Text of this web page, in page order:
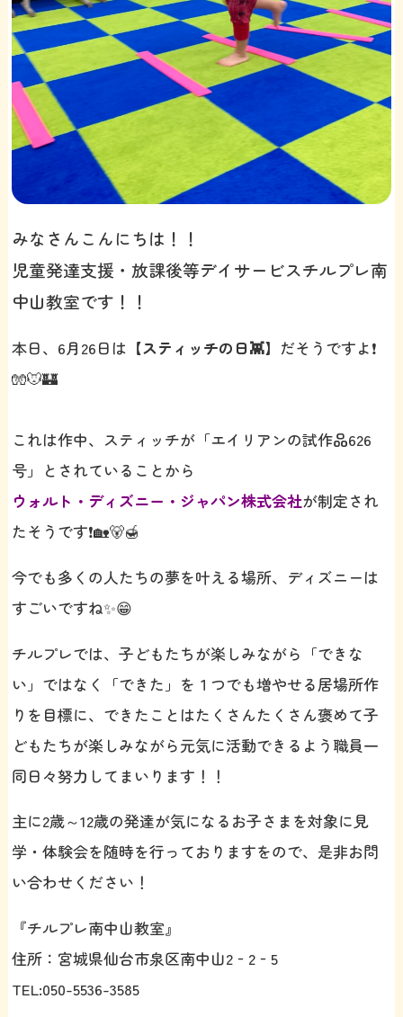
みなさんこんにちは！！
児童発達支援・放課後等デイサービスチルプレ南
中山教室です！！
本日、6月26日は 【スティッチの日👾】 だそうですよ❗️
🧤🐭🏰
これは作中、スティッチが「エイリアンの試作品626
号」とされていることから
ウォルト・ディズニー・ジャパン株式会社が制定され
たそうです❗️🏡🐻🍯
今でも多くの人たちの夢を叶える場所、ディズニーは
すごいですね✨😁
チルプレでは、子どもたちが楽しみながら「できな
い」ではなく「できた」を１つでも増やせる居場所作
りを目標に、できたことはたくさんたくさん褒めて子
どもたちが楽しみながら元気に活動できるよう職員一
同日々努力してまいります！！
主に2歳～12歳の発達が気になるお子さまを対象に見
学・体験会を随時を行っておりますをので、是非お問
い合わせください！
『チルプレ南中山教室』
住所：宮城県仙台市泉区南中山2‐2‐5
TEL:050-5536-3585